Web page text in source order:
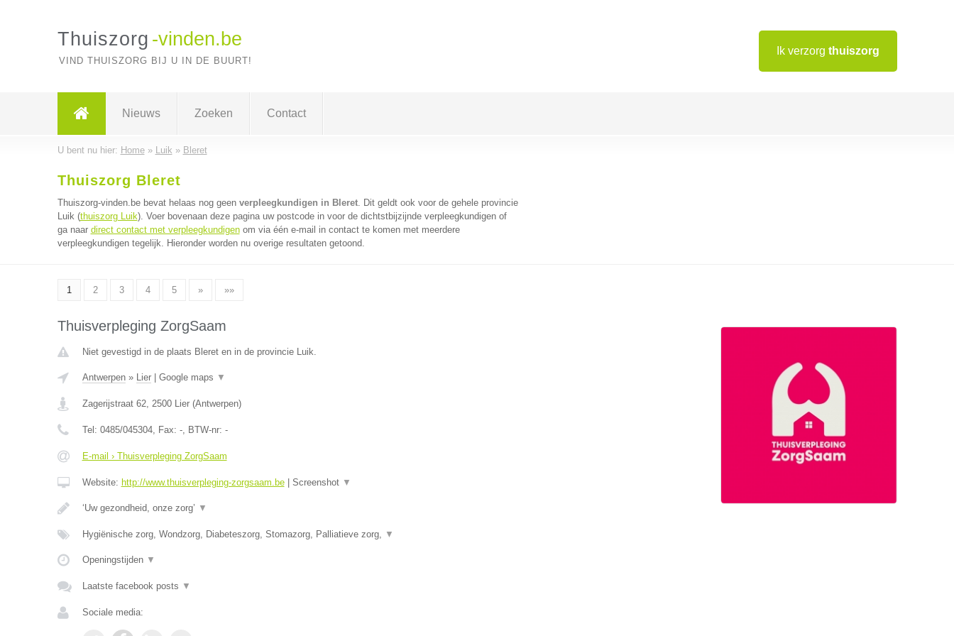
Ik verzorg thuiszorg
Thuiszorg -vinden.be
VIND THUISZORG BIJ U IN DE BUURT!
Nieuws Zoeken Contact
U bent nu hier: Home» Luik » Bleret
Thuiszorg Bleret
Thuiszorg-vinden.be bevat helaas nog geen verpleegkundigen in Bleret. Dit geldt ook voor de gehele provincie
Luik (thuiszorg Luik). Voer bovenaan deze pagina uw postcode in voor de dichtstbijzijnde verpleegkundigen of
ga naar direct contact met verpleegkundigenom via één e-mail in contact te komen met meerdere
verpleegkundigen tegelijk. Hieronder worden nu overige resultaten getoond.
1 2 3 4 5 » »»
Thuisverpleging ZorgSaam
Niet gevestigd in de plaats Bleret en in de provincie Luik.
Antwerpen» Lier| Google maps ▼
Zagerijstraat 62, 2500 Lier(Antwerpen)
Tel: 0485/045304, Fax: -, BTW-nr: -
E-mail › Thuisverpleging ZorgSaam
Website: http://www.thuisverpleging-zorgsaam.be| Screenshot ▼
‘Uw gezondheid, onze zorg’ ▼
Hygiënische zorg, Wondzorg, Diabeteszorg, Stomazorg, Palliatieve zorg, ▼
Openingstijden ▼
Laatste facebook posts ▼
Sociale media: